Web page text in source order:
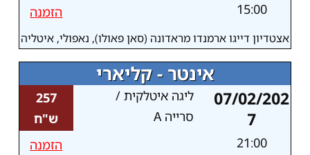
15:00
הזמנה
אצטדיון דייגו ארמנדו מראדונה (סאן פאולו), נאפולי, איטליה
אינטר - קליארי
07/02/202
7
21:00
ליגה איטלקית /
סרייה A
257
ש"ח
הזמנה